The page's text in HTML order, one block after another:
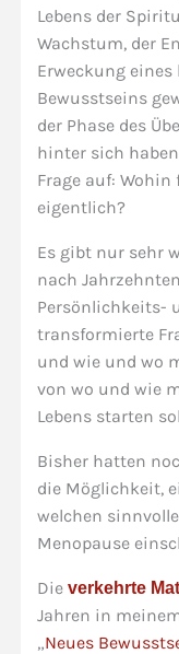
Lebens der
Wachstum, der
Erweckung
Bewusstseins
der Phase des
hinter sich
Frage auf:
eigentlich?
Es gibt nur sehr
nach
Persönlichkeits-
transformierte
und wie und wo
von wo und wie
Lebens starten
Bisher hatten
die Möglichkeit,
welchen
Menopause
Die verkehrte
Jahren in
„Neues